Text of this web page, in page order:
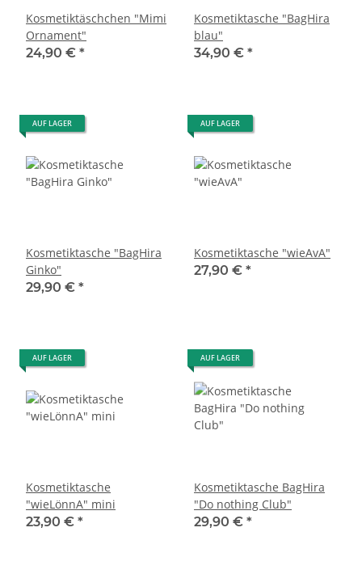
Kosmetiktäschchen "Mimi
Ornament"
24,90 € *
Kosmetiktasche "BagHira
blau"
34,90 € *
AUF LAGER
Kosmetiktasche "BagHira
Ginko"
29,90 € *
AUF LAGER
Kosmetiktasche "wieAvA"
27,90 € *
AUF LAGER
Kosmetiktasche
"wieLönnA" mini
23,90 € *
AUF LAGER
Kosmetiktasche BagHira
"Do nothing Club"
29,90 € *